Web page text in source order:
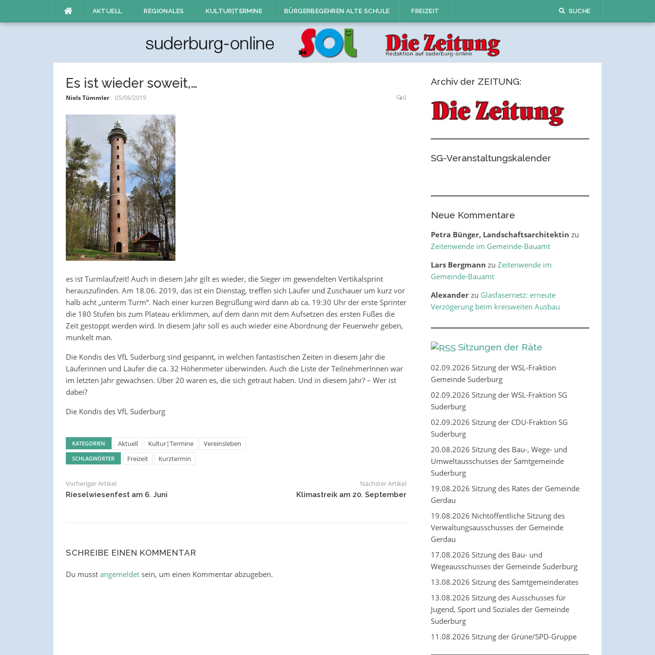
AKTUELL REGIONALES KULTUR|TERMINE BÜRGERBEGEHREN ALTE SCHULE FREIZEIT SUCHE
Es ist wieder soweit,…
Niels Tümmler 05/06/2019 0
es ist Turmlaufzeit! Auch in diesem Jahr gilt es wieder, die Sieger im gewendelten Vertikalsprint
herauszufinden. Am 18.06. 2019, das ist ein Dienstag, treffen sich Läufer und Zuschauer um kurz vor
halb acht „unterm Turm“. Nach einer kurzen Begrüßung wird dann ab ca. 19:30 Uhr der erste Sprinter
die 180 Stufen bis zum Plateau erklimmen, auf dem dann mit dem Aufsetzen des ersten Fußes die
Zeit gestoppt werden wird. In diesem Jahr soll es auch wieder eine Abordnung der Feuerwehr geben,
munkelt man.
Die Kondis des VfL Suderburg sind gespannt, in welchen fantastischen Zeiten in diesem Jahr die
Läuferinnen und Läufer die ca. 32 Höhenmeter überwinden. Auch die Liste der TeilnehmerInnen war
im letzten Jahr gewachsen. Über 20 waren es, die sich getraut haben. Und in diesem Jahr? – Wer ist
dabei?
Die Kondis des VfL Suderburg
KATEGORIEN Aktuell Kultur|Termine Vereinsleben
SCHLAGWÖRTER Freizeit Kurztermin
Vorheriger Artikel
Rieselwiesenfest am 6. Juni
Nächster Artikel
Klimastreik am 20. September
SCHREIBE EINEN KOMMENTAR
Du musst angemeldetsein, um einen Kommentar abzugeben.
Archiv der ZEITUNG:
SG-Veranstaltungskalender
Neue Kommentare
Petra Bünger, Landschaftsarchitektin zu
Zeitenwende im Gemeinde-Bauamt
Lars Bergmann zu Zeitenwende im
Gemeinde-Bauamt
Alexanderzu Glasfasernetz: erneute
Verzögerung beim kreisweiten Ausbau
Sitzungen der Räte
02.09.2026 Sitzung der WSL-Fraktion
Gemeinde Suderburg
02.09.2026 Sitzung der WSL-Fraktion SG
Suderburg
02.09.2026 Sitzung der CDU-Fraktion SG
Suderburg
20.08.2026 Sitzung des Bau-, Wege- und
Umweltausschusses der Samtgemeinde
Suderburg
19.08.2026 Sitzung des Rates der Gemeinde
Gerdau
19.08.2026 Nichtöffentliche Sitzung des
Verwaltungsausschusses der Gemeinde
Gerdau
17.08.2026 Sitzung des Bau- und
Wegeausschusses der Gemeinde Suderburg
13.08.2026 Sitzung des Samtgemeinderates
13.08.2026 Sitzung des Ausschusses für
Jugend, Sport und Soziales der Gemeinde
Suderburg
11.08.2026 Sitzung der Grüne/SPD-Gruppe